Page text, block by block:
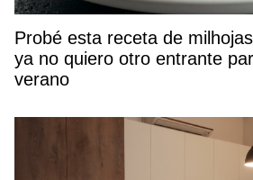
Probé esta receta de
ya no quiero otro entrante
verano